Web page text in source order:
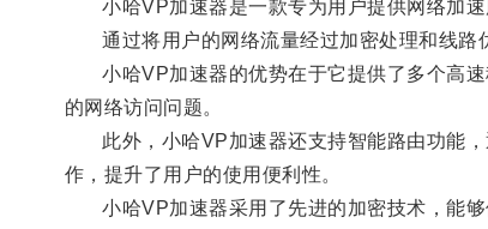
小哈VP加速器是一款专为用户提供网络加速
通过将用户的网络流量经过加密处理和线路
小哈VP加速器的优势在于它提供了多个高速
的网络访问问题。
此外，小哈VP加速器还支持智能路由功能，
作，提升了用户的使用便利性。
小哈VP加速器采用了先进的加密技术，能够